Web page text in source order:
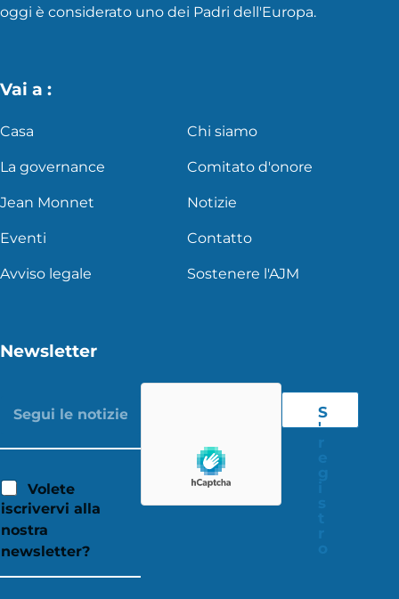
oggi è considerato uno dei Padri dell'Europa.
Vai a :
Casa Chi siamo
La governance Comitato d'onore
Jean Monnet Notizie
Eventi Contatto
Avviso legale Sostenere l'AJM
Newsletter
Volete
iscrivervi alla
nostra
newsletter?
S
'